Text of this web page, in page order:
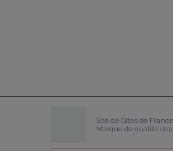
Site de Gîtes de
Marque de qualité